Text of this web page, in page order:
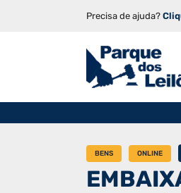
Precisa de ajuda?
BENS ONLINE